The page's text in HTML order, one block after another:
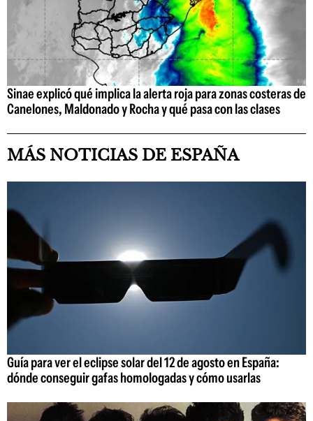
Sinae explicó qué implica la alerta roja para zonas costeras de
Canelones, Maldonado y Rocha y qué pasa con las clases
MÁS NOTICIAS DE ESPAÑA
Guía para ver el eclipse solar del 12 de agosto en España:
dónde conseguir gafas homologadas y cómo usarlas